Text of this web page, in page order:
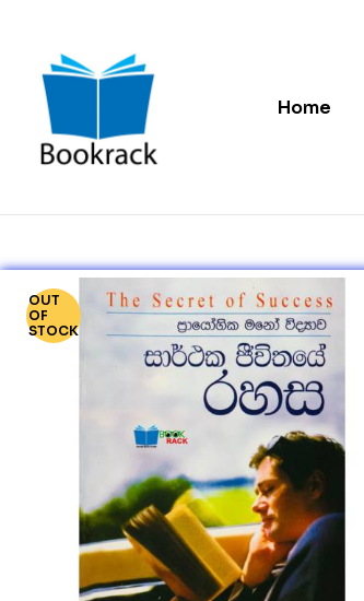
Online
Store
in
Sri
Home
OUT
OF
STOCK